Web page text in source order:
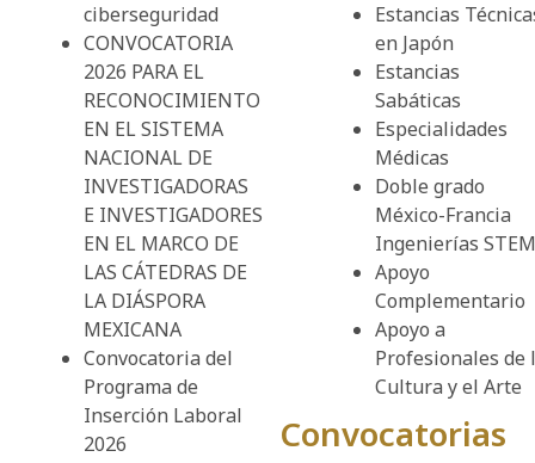
ciberseguridad
CONVOCATORIA
2026 PARA EL
RECONOCIMIENTO
EN EL SISTEMA
NACIONAL DE
INVESTIGADORAS
E INVESTIGADORES
EN EL MARCO DE
LAS CÁTEDRAS DE
LA DIÁSPORA
MEXICANA
Convocatoria del
Programa de
Inserción Laboral
2026
Estancias
en Japón
Estancias
Sabáticas
Especialidades
Médicas
Doble grado
México-Francia
Ingenierías STEM
Apoyo
Complementario
Apoyo a
Profesionales de
Cultura y el Arte
Convocatorias